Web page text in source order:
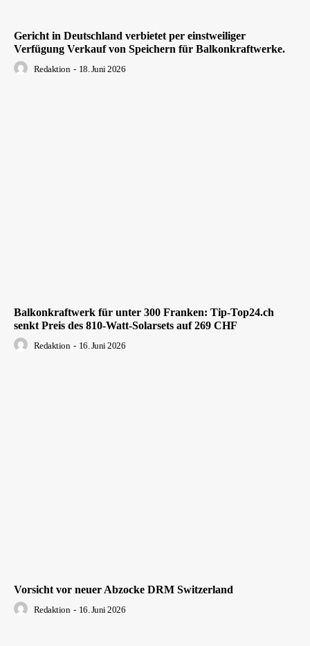
Gericht in Deutschland verbietet per einstweiliger
Verfügung Verkauf von Speichern für Balkonkraftwerke.
Redaktion - 18. Juni 2026
Balkonkraftwerk für unter 300 Franken: Tip-Top24.ch
senkt Preis des 810-Watt-Solarsets auf 269 CHF
Redaktion - 16. Juni 2026
Vorsicht vor neuer Abzocke DRM Switzerland
Redaktion - 16. Juni 2026